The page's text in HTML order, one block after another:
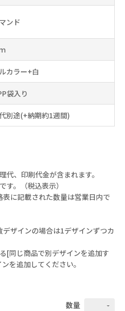
ンド
カラー+白
袋入り
別途(+納期約1週間)
代、印刷代金が含まれます。
す。（税込表示）
に記載された数量は営業日内で
ザインの場合は1デザインずつカ
[同じ商品で別デザインを追加す
を追加してください。
数量